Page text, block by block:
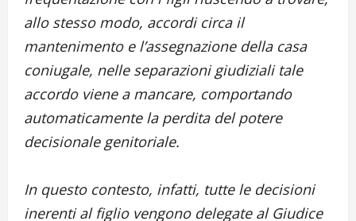
allo stesso modo, accordi circa il
mantenimento e l’assegnazione della casa
coniugale, nelle separazioni giudiziali tale
accordo viene a mancare, comportando
automaticamente la perdita del potere
decisionale genitoriale.
In questo contesto, infatti, tutte le decisioni
inerenti al figlio vengono delegate al Giudice